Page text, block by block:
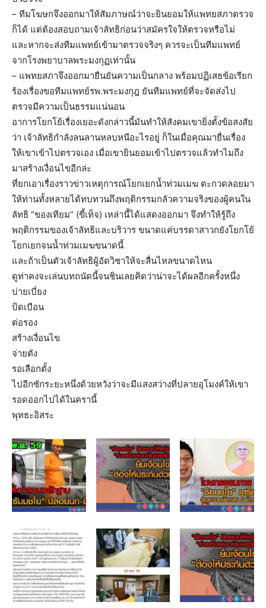
– ทีมโฆษกจึงออกมาให้สัมภาษณ์ว่าจะยินยอมให้แพทยสภาตรวจ
ก็ได้ แต่ต้องสอบถามเจ้าลัทธิก่อนว่าสมัครใจให้ตรวจหรือไม่
และหากจะส่งทีมแพทย์เข้ามาตรวจจริงๆ ควรจะเป็นทีมแพทย์
จากโรงพยาบาลพระมงกุฏเท่านั้น
– แพทยสภาจึงออกมายืนยันความเป็นกลาง พร้อมปฏิเสธข้อเรียก
ร้องเรื่องขอทีมแพทย์รพ.พระมงกุฎ ยันทีมแพทย์ที่จะจัดส่งไป
ตรวจมีความเป็นธรรมแน่นอน
อาการโยกโย้เรื่องเยอะดังกล่าวนี้มันทำให้สังคมเขายิ่งตั้งข้อสงสัย
ว่า เจ้าลัทธิกำลังลนลานหลบหนีอะไรอยู่ ก็ในเมื่อคุณมายื่นเรื่อง
ให้เขาเข้าไปตรวจเอง เมื่อเขายินยอมเข้าไปตรวจแล้วทำไมถึง
มาสร้างเงื่อนไขอีกล่ะ
ที่ยกเอาเรื่องราวข่าวเหตุการณ์โยกเยกน้ำท่วมเมฆ ตะกวดลอยมา
ให้ท่านทั้งหลายได้ทบทวนถึงพฤติกรรมกลัวความจริงของผู้คนใน
ลัทธิ “ของเทียม” (ขี้เท็จ) เหล่านี้ได้แสดงออกมา จึงทำให้รู้ถึง
พฤติกรรมของเจ้าลัทธิและบริวาร ขนาดแค่บรรดาสาวกยังโยกโย้
โยกเยกจนน้ำท่วมเมฆขนาดนี้
และถ้าเป็นตัวเจ้าลัทธิผู้อัดวิชาให้จะลื่นไหลขนาดไหน
ดูท่าคงจะเล่นบทถนัดนี้จนชินเลยคิดว่าน่าจะได้ผลอีกครั้งหนึ่ง
บ่ายเบี่ยง
บิดเบือน
ต่อรอง
สร้างเงื่อนไข
จ่ายตัง
รอเลือกตั้ง
ไปอีกซักระยะหนึ่งด้วยหวังว่าจะมีแสงสว่างที่ปลายอุโมงค์ให้เขา
รอดออกไปได้ในครานี้
พุทธะอิสระ